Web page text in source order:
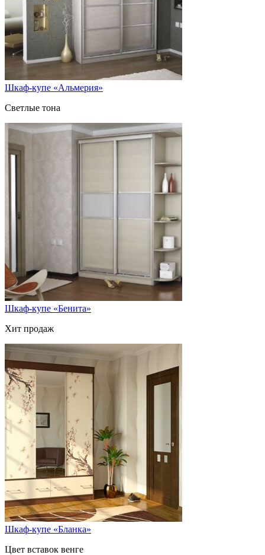
Шкаф-купе «Альмерия»
Светлые тона
Шкаф-купе «Бенита»
Хит продаж
Шкаф-купе «Бланка»
Цвет вставок венге